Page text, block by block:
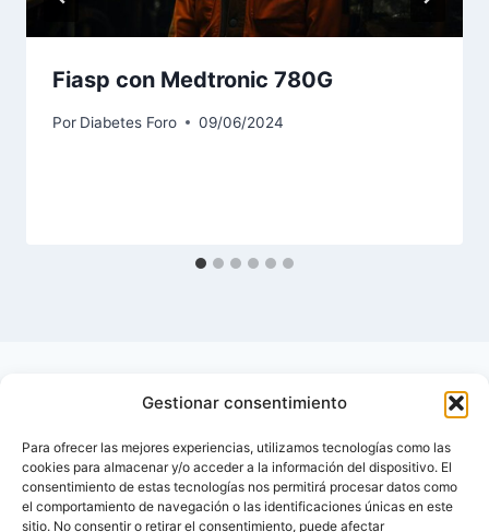
Gestionar consentimiento
Para ofrecer las mejores experiencias, utilizamos tecnologías como las
cookies para almacenar y/o acceder a la información del dispositivo. El
consentimiento de estas tecnologías nos permitirá procesar datos como
el comportamiento de navegación o las identificaciones únicas en este
sitio. No consentir o retirar el consentimiento, puede afectar
Fiasp con Medtronic 780G
Por Diabetes Foro 09/06/2024